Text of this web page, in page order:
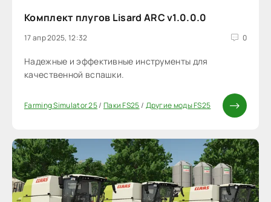
Комплект плугов Lisard ARC v1.0.0.0
17 апр 2025, 12:32 0
Надежные и эффективные инструменты для
качественной вспашки.
Farming Simulator 25/ Паки FS25/ Другие моды FS25